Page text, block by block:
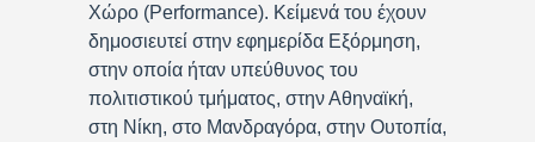
Χώρο (Performance). Κείμενά του έχουν
δημοσιευτεί στην εφημερίδα Εξόρμηση,
στην οποία ήταν υπεύθυνος του
πολιτιστικού τμήματος, στην Αθηναϊκή,
στη Νίκη, στο Μανδραγόρα, στην Ουτοπία,